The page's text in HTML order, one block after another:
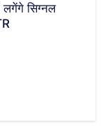
लगेंगे सिग्नल